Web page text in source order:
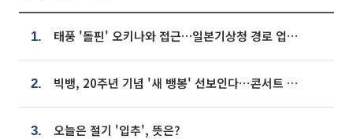
1. 태풍 '돌핀' 오키나와 접근…일본기상청 경로 업데이트
2. 빅뱅, 20주년 기념 '새 뱅봉' 선보인다⋯콘서트 앞두고 팝업 개최
3. 오늘은 절기 '입추', 뜻은?